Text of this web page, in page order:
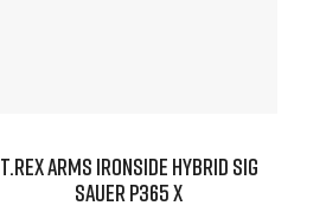
T.REX ARMS IRONSIDE HYBRID SIG
SAUER P365 X